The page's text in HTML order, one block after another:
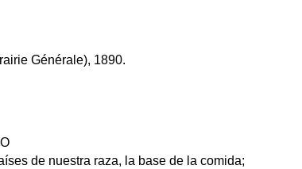
Générale), 1890.
de nuestra raza, la base de la comida;